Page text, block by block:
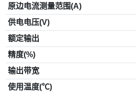
原边电流测量范围(A)
供电电压(V)
额定输出
精度(%)
输出带宽
使用温度(℃)